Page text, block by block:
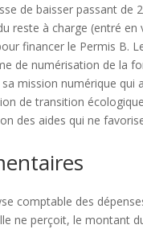
de baisser passant
reste à charge (entré
financer le Permis
de numérisation de la
mission numérique
de transition
des aides qui ne
comptable des
ne perçoit, le montant